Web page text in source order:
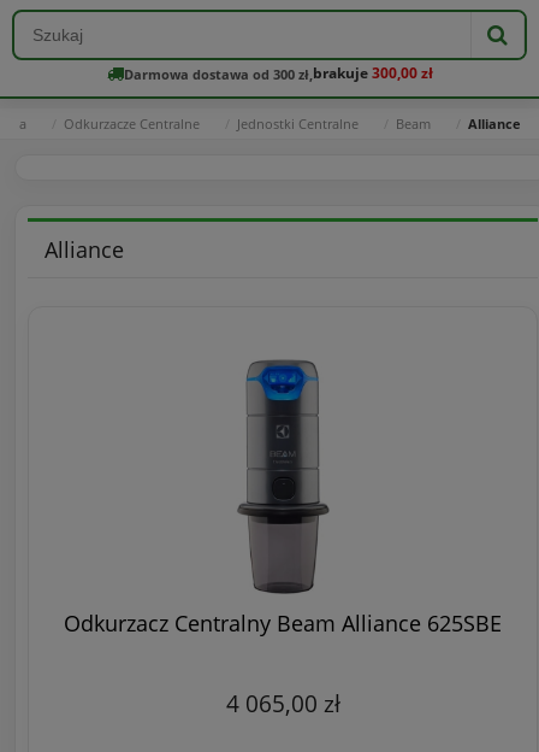
Darmowa dostawa od 300 zł, brakuje300,00 zł
Odkurzacze Centralne Jednostki Centralne Beam Alliance
Alliance
Odkurzacz Centralny Beam Alliance 625SBE
4 065,00 zł